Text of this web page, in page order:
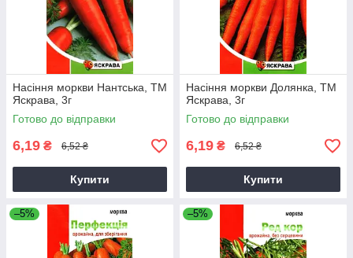
Насіння моркви Нантська, ТМ
Яскрава, 3г
Готово до відправки
6,19 ₴ 6,52 ₴
Купити
Насіння моркви Долянка, ТМ
Яскрава, 3г
Готово до відправки
6,19 ₴ 6,52 ₴
Купити
–5% –5%